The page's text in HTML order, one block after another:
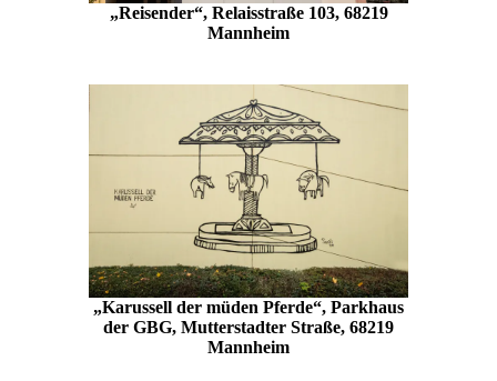
„Reisender“, Relaisstraße 103, 68219
Mannheim
„Karussell der müden Pferde“, Parkhaus
der GBG, Mutterstadter Straße, 68219
Mannheim